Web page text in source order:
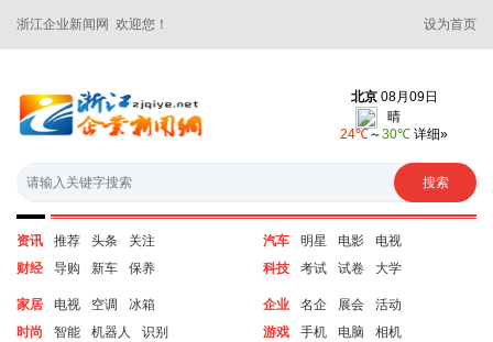
浙江企业新闻网 欢迎您！ 设为首页
资讯 推荐 头条
关注
财经
导购 新车 保养
汽车 明星 电影
电视
科技
考试 试卷 大学
家居 电视 空调
冰箱
时尚
智能 机器人 识别
企业 名企 展会
活动
游戏
手机 电脑 相机